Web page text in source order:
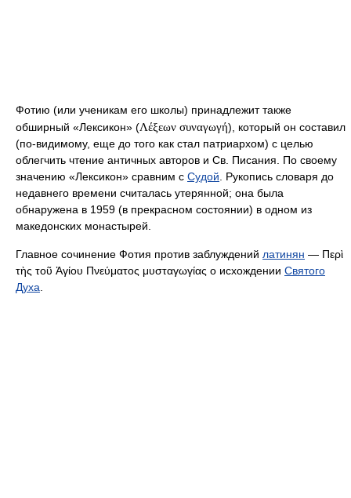
Фотию (или ученикам его школы) принадлежит также
обширный «Лексикон» (Λέξεων συναγωγή), который он составил
(по-видимому, еще до того как стал патриархом) с целью
облегчить чтение античных авторов и Св. Писания. По своему
значению «Лексикон» сравним с Судой. Рукопись словаря до
недавнего времени считалась утерянной; она была
обнаружена в 1959 (в прекрасном состоянии) в одном из
македонских монастырей.
Главное сочинение Фотия против заблуждений латинян — Περὶ
τὴς τοῦ Ἁγίου Πνεύματος μυσταγωγίας о исхождении Святого
Духа.